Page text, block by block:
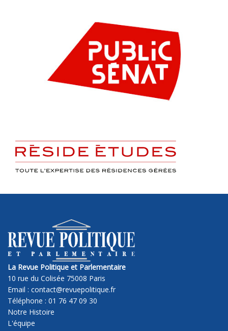
La Revue Politique et Parlementaire
10 rue du Colisée 75008 Paris
Email : contact@revuepolitique.fr
Téléphone : 01 76 47 09 30
Notre Histoire
L'équipe